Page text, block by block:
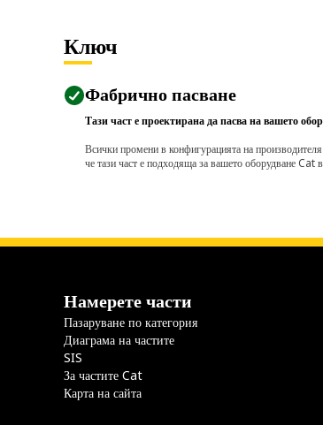
Ключ
Фабрично пасване
Тази част е проектирана да пасва на вашето
Всички промени в конфигурацията на
че тази част е подходяща за вашето оборудване Cat
Намерете части
Пазаруване по категория
Диаграма на частите
SIS
За частите Cat
Карта на сайта